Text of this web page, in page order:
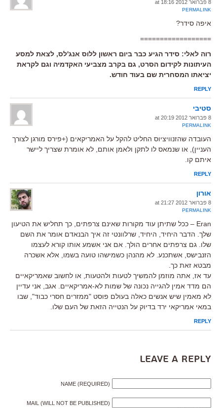
8 פברואר 2012 at 18:16
PERMALINK
איפה סידר?
==================
רוה לאלי: סידר הגיע כבר ביום ראשון ללוס אנג'לס, לצאת למסע
העיתונות לקידום הסרט, גם בקרב מצביעי האקדמיה וגם לקראת
יציאתו המסחרית שם בעוד חודש.
REPLY
סטיבי
8 פברואר 2012 at 20:19
PERMALINK
העובדה שהזנוויציוס החליט להקל על האמריקאים (+פירס מורגן לצורך
העניין), או שנמאס לו לתקן ולאמן אותם, לא אומרת שצריך ליישר
איתם קו.
REPLY
אורון
8 פברואר 2012 at 21:27
PERMALINK
Eran – ככל שתיתן עוד מקורות שאינם צרפתים, כך תחליש את הטיעון
שלך. הדבר היחיד, היחיד, שרלוונטי זה איך הבנאדם אומר את השם
שלו. גם צרפתים אחרים הולך. אם אני אשמע אותו קורא לעצמו
הזנבישס, אשתכנע. לא מהנהן כשמישהו טועה בשמו, אלא אשכרה
מבטא זאת כך.
עד אז, אתה מוזמן להמשיך לטעות ולהטעות, או לחשוב שאמריקאיים
הם מדד אמין להגייה נכונה של שמות לא-אמריקאיים. אגב, אני עדיין
לא מאמין שיש אנשים כאלה בעולם פוסט "ממזרים חסרי כבוד", שבו
במאי אמריקאי ירד בדיוק על הנטייה הזאת של העם שלו.
REPLY
Leave a Reply
NAME (REQUIRED)
MAIL (WILL NOT BE PUBLISHED)